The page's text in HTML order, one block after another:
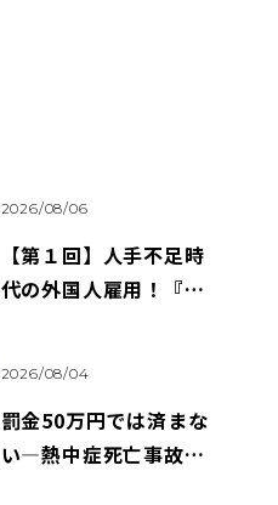
2026/08/06
【第１回】人手不足時
代の外国人雇用！『確
2026/08/04
罰金50万円では済まな
い―熱中症死亡事故の